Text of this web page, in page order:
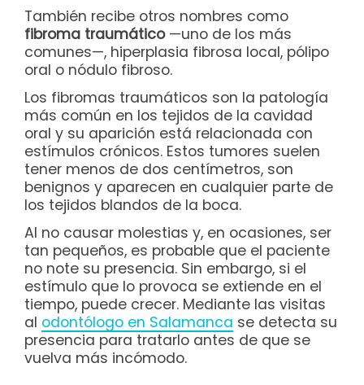
También recibe otros nombres como
fibroma traumático—uno de los más
comunes—, hiperplasia fibrosa local, pólipo
oral o nódulo fibroso.
Los fibromas traumáticos son la patología
más común en los tejidos de la cavidad
oral y su aparición está relacionada con
estímulos crónicos. Estos tumores suelen
tener menos de dos centímetros, son
benignos y aparecen en cualquier parte de
los tejidos blandos de la boca.
Al no causar molestias y, en ocasiones, ser
tan pequeños, es probable que el paciente
no note su presencia. Sin embargo, si el
estímulo que lo provoca se extiende en el
tiempo, puede crecer. Mediante las visitas
al odontólogo en Salamanca se detecta su
presencia para tratarlo antes de que se
vuelva más incómodo.